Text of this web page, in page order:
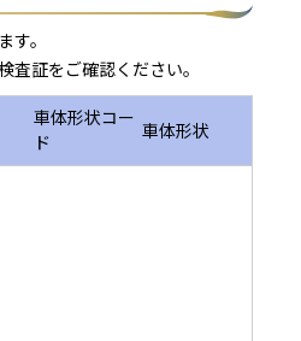
。
査証をご確認ください。
車体形状コー
ド
車体形状